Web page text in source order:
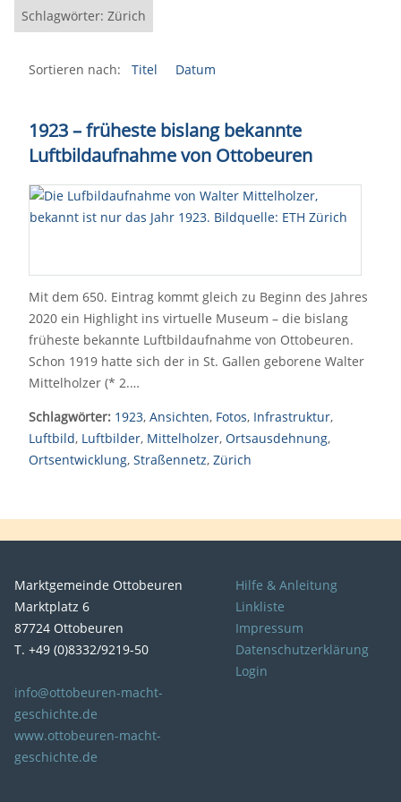
Schlagwörter: Zürich
Sortieren nach: Titel Datum
1923 – früheste bislang bekannte
Luftbildaufnahme von Ottobeuren
Mit dem 650. Eintrag kommt gleich zu Beginn des Jahres
2020 ein Highlight ins virtuelle Museum – die bislang
früheste bekannte Luftbildaufnahme von Ottobeuren.
Schon 1919 hatte sich der in St. Gallen geborene Walter
Mittelholzer (* 2.…
Schlagwörter: 1923, Ansichten, Fotos, Infrastruktur,
Luftbild, Luftbilder, Mittelholzer, Ortsausdehnung,
Ortsentwicklung, Straßennetz, Zürich
Marktgemeinde Ottobeuren
Marktplatz 6
87724 Ottobeuren
T. +49 (0)8332/9219-50
info@ottobeuren-macht-
geschichte.de
www.ottobeuren-macht-
geschichte.de
Hilfe & Anleitung
Linkliste
Impressum
Datenschutzerklärung
Login